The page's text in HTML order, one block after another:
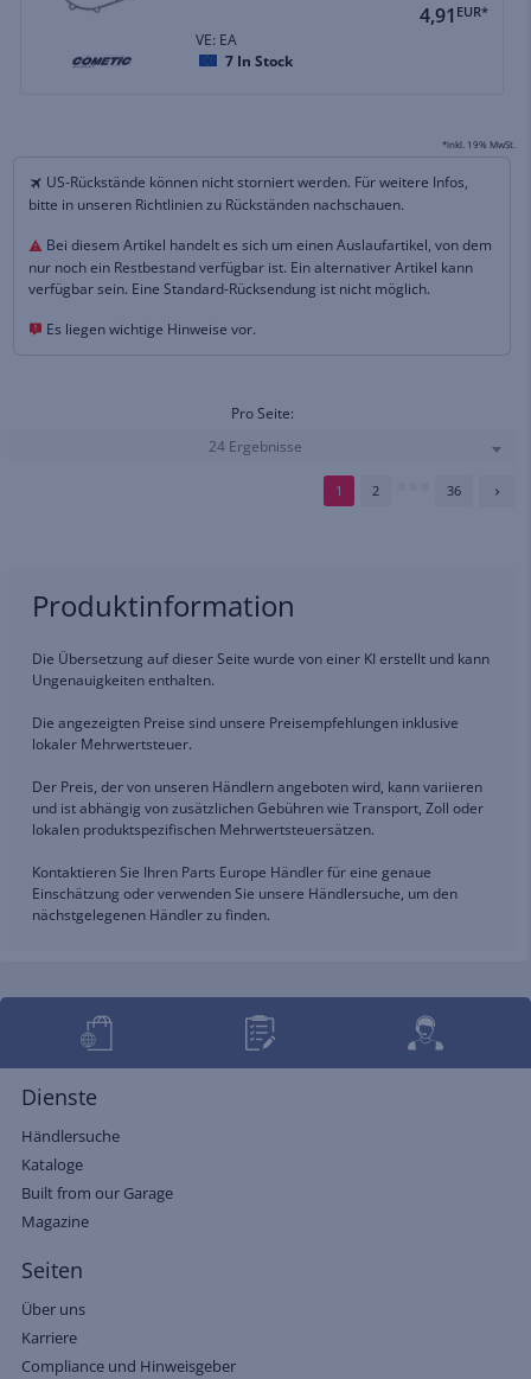
4,91 EUR*
VE: EA
7 In Stock
*inkl. 19% MwSt.
US-Rückstände können nicht storniert werden. Für weitere Infos,
bitte in unseren Richtlinien zu Rückständen nachschauen.
Bei diesem Artikel handelt es sich um einen Auslaufartikel, von dem
nur noch ein Restbestand verfügbar ist. Ein alternativer Artikel kann
verfügbar sein. Eine Standard-Rücksendung ist nicht möglich.
Es liegen wichtige Hinweise vor.
Pro Seite:
24 Ergebnisse
1 2 36
Produktinformation
Die Übersetzung auf dieser Seite wurde von einer KI erstellt und kann
Ungenauigkeiten enthalten.
Die angezeigten Preise sind unsere Preisempfehlungen inklusive
lokaler Mehrwertsteuer.
Der Preis, der von unseren Händlern angeboten wird, kann variieren
und ist abhängig von zusätzlichen Gebühren wie Transport, Zoll oder
lokalen produktspezifischen Mehrwertsteuersätzen.
Kontaktieren Sie Ihren Parts Europe Händler für eine genaue
Einschätzung oder verwenden Sie unsere Händlersuche, um den
nächstgelegenen Händler zu finden.
Dienste
Händlersuche
Kataloge
Built from our Garage
Magazine
Seiten
Über uns
Karriere
Compliance und Hinweisgeber